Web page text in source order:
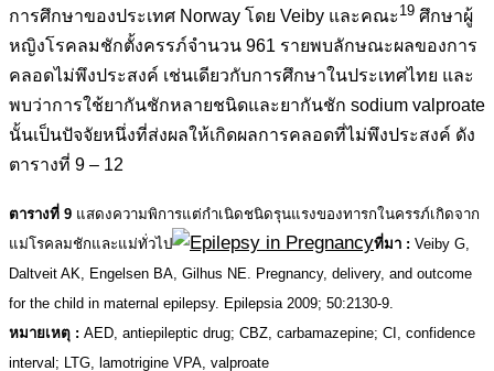
การศึกษาของประเทศ Norway โดย Veiby และคณะ 19 ศึกษาผู้
หญิงโรคลมชักตั้งครรภ์จำนวน 961 รายพบลักษณะผลของการ
คลอดไม่พึงประสงค์ เช่นเดียวกับการศึกษาในประเทศไทย และ
พบว่าการใช้ยากันชักหลายชนิดและยากันชัก sodium valproate
นั้นเป็นปัจจัยหนึ่งที่ส่งผลให้เกิดผลการคลอดที่ไม่พึงประสงค์ ดัง
ตารางที่ 9 – 12
ตารางที่ 9 แสดงความพิการแต่กำเนิดชนิดรุนแรงของทารกในครรภ์เกิดจาก
แม่โรคลมชักและแม่ทั่วไป
ที่มา : Veiby G,
Daltveit AK, Engelsen BA, Gilhus NE. Pregnancy, delivery, and outcome
for the child in maternal epilepsy. Epilepsia 2009; 50:2130-9.
หมายเหตุ : AED, antiepileptic drug; CBZ, carbamazepine; CI, confidence
interval; LTG, lamotrigine VPA, valproate